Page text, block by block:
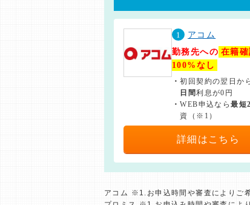
1
アコム
勤務先への 在籍
100%なし
・初回契約の翌日か
日間利息が0円
・WEB申込なら最短
資（※1）
詳細はこちら
アコム ※1.お申込時間や審査によりご